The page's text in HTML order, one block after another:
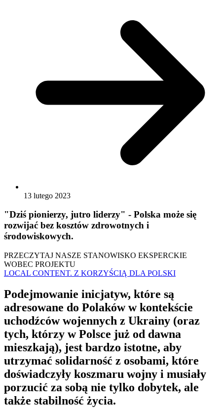
13 lutego 2023
"Dziś pionierzy, jutro liderzy" - Polska może się
rozwijać bez kosztów zdrowotnych i
środowiskowych.
PRZECZYTAJ NASZE STANOWISKO EKSPERCKIE
WOBEC PROJEKTU
LOCAL CONTENT. Z KORZYŚCIĄ DLA POLSKI
Podejmowanie inicjatyw, które są
adresowane do Polaków w kontekście
uchodźców wojennych z Ukrainy (oraz
tych, którzy w Polsce już od dawna
mieszkają), jest bardzo istotne, aby
utrzymać solidarność z osobami, które
doświadczyły koszmaru wojny i musiały
porzucić za sobą nie tylko dobytek, ale
także stabilność życia.